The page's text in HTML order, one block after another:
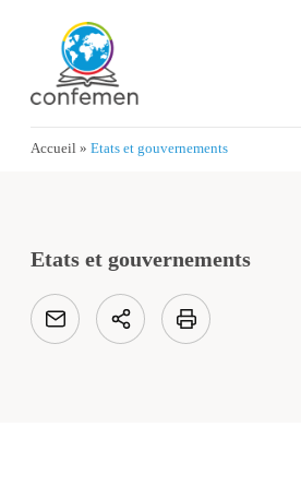
Accueil » Etats et gouvernements
Etats et gouvernements